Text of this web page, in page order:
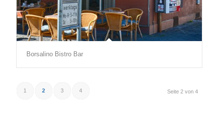
Borsalino Bistro Bar
Seite 2 von 4
1 2 3 4